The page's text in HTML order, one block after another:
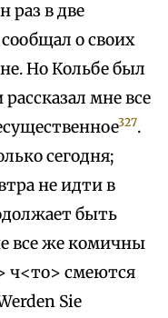
раз в две
о своих
Но Кольбе был
мне все
327.
сегодня;
не идти в
быть
все же комичны
ч<то> смеются
Sie